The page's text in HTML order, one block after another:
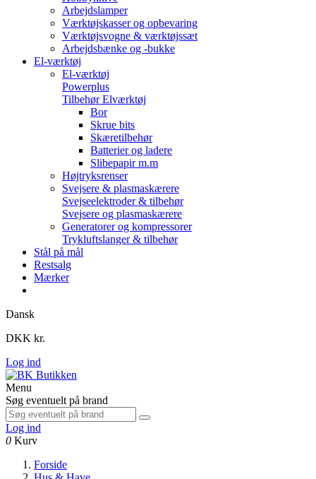
Arbejdslamper
Værktøjskasser og opbevaring
Værktøjsvogne & værktøjssæt
Arbejdsbænke og -bukke
El-værktøj
El-værktøj
Powerplus
Tilbehør Elværktøj
Bor
Skrue bits
Skæretilbehør
Batterier og ladere
Slibepapir m.m
Højtryksrenser
Svejsere & plasmaskærere
Svejseelektroder & tilbehør
Svejsere og plasmaskærere
Generatorer og kompressorer
Trykluftslanger & tilbehør
Stål på mål
Restsalg
Mærker
Dansk
DKK kr.
Log ind
Menu
Søg eventuelt på brand
Log ind
0 Kurv
Forside